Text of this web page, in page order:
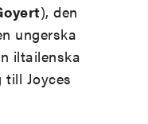
), den
ungerska
iltailenska
till Joyces